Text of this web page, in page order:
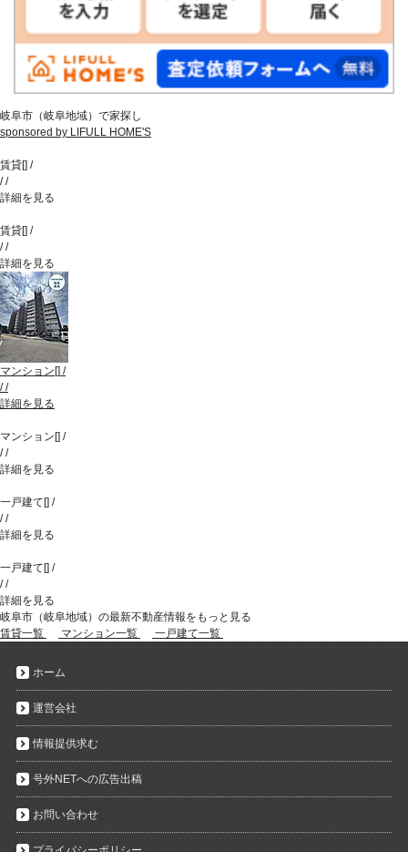
岐阜市（岐阜地域）で家探し
sponsored by LIFULL HOME'S
賃貸[] /
//
詳細を見る
賃貸[] /
//
詳細を見る
マンション[] /
//
詳細を見る
マンション[] /
//
詳細を見る
一戸建て[] /
//
詳細を見る
一戸建て[] /
//
詳細を見る
岐阜市（岐阜地域）の最新不動産情報をもっと見る
賃貸一覧
マンション一覧 一戸建て一覧
ホーム
運営会社
情報提供求む
号外NETへの広告出稿
お問い合わせ